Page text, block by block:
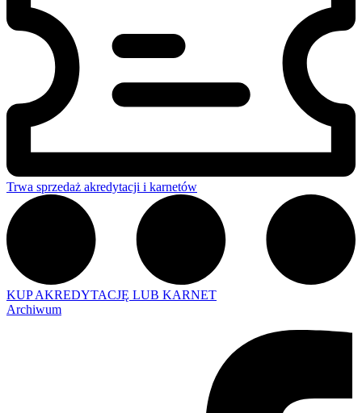
Trwa sprzedaż akredytacji i karnetów
KUP AKREDYTACJĘ LUB KARNET
Archiwum